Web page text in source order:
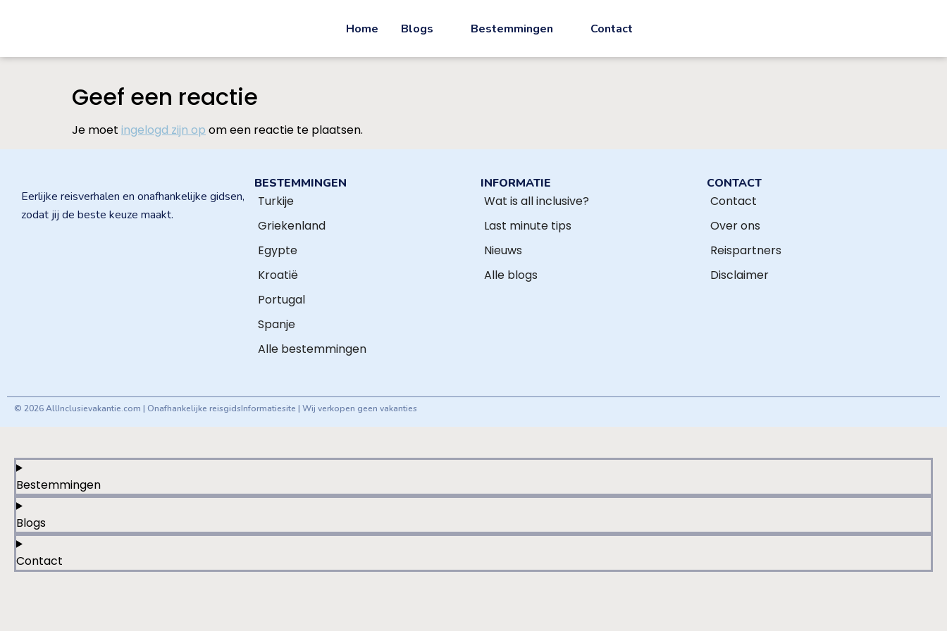
Home Blogs Bestemmingen Contact
Geef een reactie
Je moet ingelogd zijn op om een reactie te plaatsen.
Eerlijke reisverhalen en onafhankelijke gidsen,
zodat jij de beste keuze maakt.
BESTEMMINGEN
Turkije
Griekenland
Egypte
Kroatië
Portugal
Spanje
Alle bestemmingen
INFORMATIE
Wat is all inclusive?
Last minute tips
Nieuws
Alle blogs
CONTACT
Contact
Over ons
Reispartners
Disclaimer
© 2026 AllInclusievakantie.com | Onafhankelijke reisgidsInformatiesite | Wij verkopen geen vakanties
Bestemmingen
Blogs
Contact